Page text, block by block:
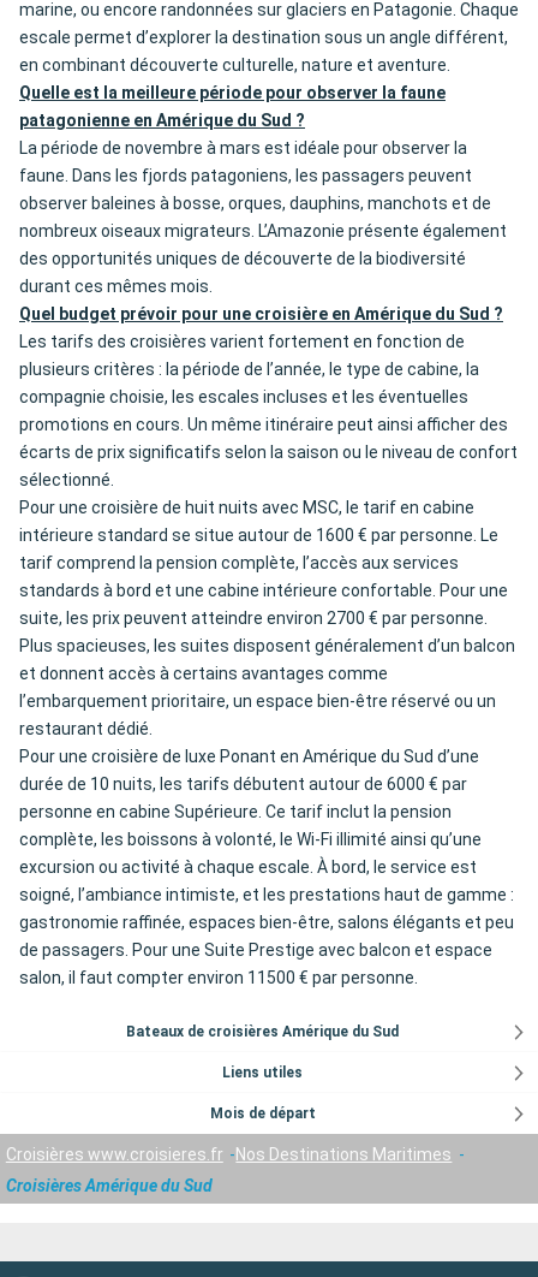
marine, ou encore randonnées sur glaciers en Patagonie. Chaque
escale permet d’explorer la destination sous un angle différent,
en combinant découverte culturelle, nature et aventure.
Quelle est la meilleure période pour observer la faune
patagonienne en Amérique du Sud ?
La période de novembre à mars est idéale pour observer la
faune. Dans les fjords patagoniens, les passagers peuvent
observer baleines à bosse, orques, dauphins, manchots et de
nombreux oiseaux migrateurs. L’Amazonie présente également
des opportunités uniques de découverte de la biodiversité
durant ces mêmes mois.
Quel budget prévoir pour une croisière en Amérique du Sud ?
Les tarifs des croisières varient fortement en fonction de
plusieurs critères : la période de l’année, le type de cabine, la
compagnie choisie, les escales incluses et les éventuelles
promotions en cours. Un même itinéraire peut ainsi afficher des
écarts de prix significatifs selon la saison ou le niveau de confort
sélectionné.
Pour une croisière de huit nuits avec MSC, le tarif en cabine
intérieure standard se situe autour de 1600 € par personne. Le
tarif comprend la pension complète, l’accès aux services
standards à bord et une cabine intérieure confortable. Pour une
suite, les prix peuvent atteindre environ 2700 € par personne.
Plus spacieuses, les suites disposent généralement d’un balcon
et donnent accès à certains avantages comme
l’embarquement prioritaire, un espace bien‑être réservé ou un
restaurant dédié.
Pour une croisière de luxe Ponant en Amérique du Sud d’une
durée de 10 nuits, les tarifs débutent autour de 6000 € par
personne en cabine Supérieure. Ce tarif inclut la pension
complète, les boissons à volonté, le Wi-Fi illimité ainsi qu’une
excursion ou activité à chaque escale. À bord, le service est
soigné, l’ambiance intimiste, et les prestations haut de gamme :
gastronomie raffinée, espaces bien-être, salons élégants et peu
de passagers. Pour une Suite Prestige avec balcon et espace
salon, il faut compter environ 11500 € par personne.
Bateaux de croisières Amérique du Sud
Liens utiles
Mois de départ
Croisières www.croisieres.fr
Nos Destinations Maritimes
Croisières Amérique du Sud